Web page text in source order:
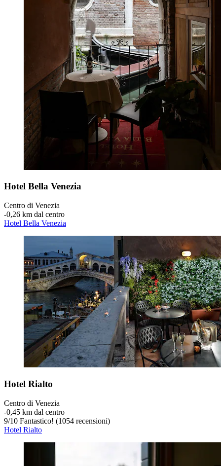
Hotel Bella Venezia
Centro di Venezia
‐0,26 km dal centro
Hotel Bella Venezia
Hotel Rialto
Centro di Venezia
‐0,45 km dal centro
9/10 Fantastico! (1054 recensioni)
Hotel Rialto